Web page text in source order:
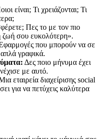
είναι; Τι χρειάζονται; Τι
Πες το με τον πιο
σου ευκολότερη».
που μπορούν να σε
γραφικά.
Δες ποιο μήνυμα έχει
με αυτό.
εταιρεία διαχείρισης social
για να πετύχεις καλύτερα